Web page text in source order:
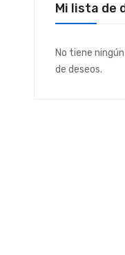
Mi lista de
No tiene
de deseos.